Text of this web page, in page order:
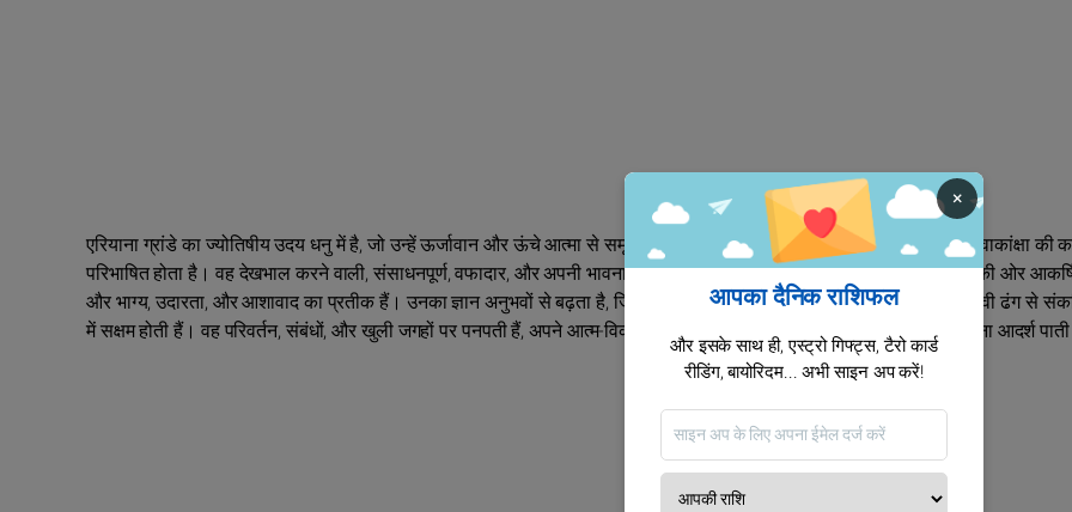
एरियाना ग्रांडे का ज्योतिषीय उदय धनु में है, जो उन्हें ऊर्जावान और ऊंचे आत्मा से समृद्ध करता है, जो गर्मजोशी, प्रेम, और कभी-कभी ठोस महत्वाकांक्षा की
परिभाषित होता है। वह देखभाल करने वाली, संसाधनपूर्ण, वफादार, और अपनी भावनाओं में ईमानदार हैं। स्वतंत्रता के साथ, एरियाना यात्रा की ओर
और भाग्य, उदारता, और आशावाद का प्रतीक हैं। उनका ज्ञान अनुभवों से बढ़ता है, जिससे वह तार्किक रूप से सोचने और जानकारी को प्रभावी ढंग से
में सक्षम होती हैं। वह परिवर्तन, संबंधों, और खुली जगहों पर पनपती हैं, अपने आत्म-विकास की निरंतर खोज के लिए एक मार्गदर्शक दर्शन में अपना आदर्श
×
आपका दैनिक राशिफल
और इसके साथ ही, एस्ट्रो गिफ्ट्स, टैरो कार्ड
रीडिंग, बायोरिदम... अभी साइन अप करें!